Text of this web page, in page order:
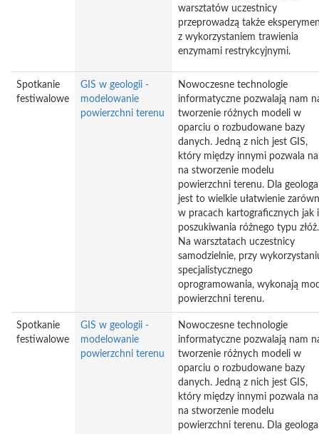
warsztatów uczestnicy
przeprowadzą także
z wykorzystaniem trawienia
enzymami restrykcyjnymi.
Spotkanie
festiwalowe
GIS w geologii -
modelowanie
powierzchni terenu
Nowoczesne technologie
informatyczne pozwalają nam
tworzenie różnych modeli w
oparciu o rozbudowane bazy
danych. Jedną z nich jest GIS,
który między innymi pozwala
na stworzenie modelu
powierzchni terenu. Dla geologa
jest to wielkie ułatwienie
w pracach kartograficznych jak i
poszukiwania różnego typu złóż.
Na warsztatach uczestnicy
samodzielnie, przy
specjalistycznego
oprogramowania, wykonają
powierzchni terenu.
Spotkanie
festiwalowe
GIS w geologii -
modelowanie
powierzchni terenu
Nowoczesne technologie
informatyczne pozwalają nam
tworzenie różnych modeli w
oparciu o rozbudowane bazy
danych. Jedną z nich jest GIS,
który między innymi pozwala
na stworzenie modelu
powierzchni terenu. Dla geologa